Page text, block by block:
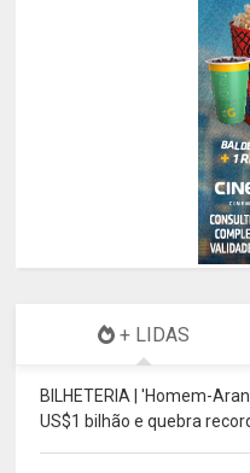
+ LIDAS
BILHETERIA | 'Homem-
US$1 bilhão e quebra